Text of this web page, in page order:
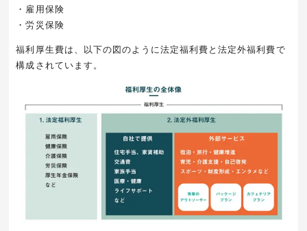
・雇用保険
・労災保険
福利厚生費は、以下の図のように法定福利費と法定外福利費で
構成されています。